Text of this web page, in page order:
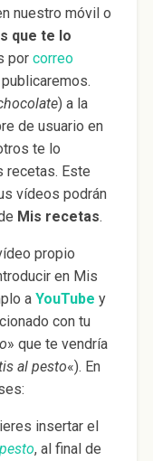
nuestro móvil o
que te lo
por correo
) a la
de usuario en
te lo
recetas. Este
vídeos podrán
Mis recetas.
propio
en Mis
a YouTube y
con tu
» que te vendría
al pesto«). En
insertar el
, al final de